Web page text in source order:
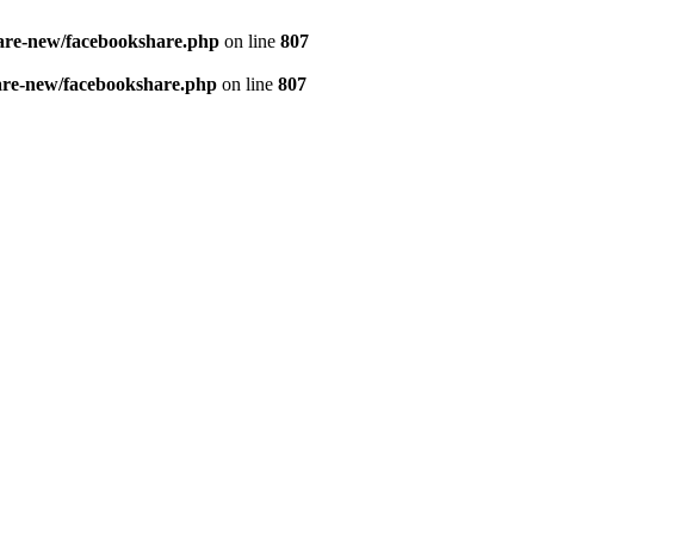
new/facebookshare.php on line 807
new/facebookshare.php on line 807